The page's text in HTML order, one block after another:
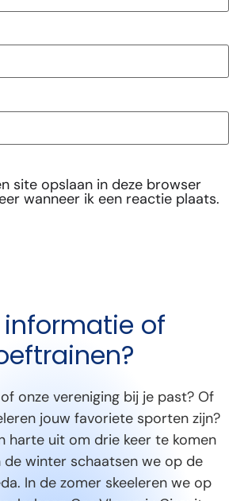
site opslaan in deze browser
wanneer ik een reactie plaats.
informatie of
onze vereniging bij je past? Of
jouw favoriete sporten zijn?
harte uit om drie keer te komen
de winter schaatsen we op de
In de zomer skeeleren we op